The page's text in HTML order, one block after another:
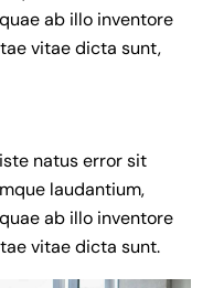
ab illo inventore
vitae dicta sunt,
natus error sit
laudantium,
ab illo inventore
vitae dicta sunt.